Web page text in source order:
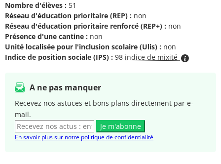
Nombre d'élèves : 51
Réseau d'éducation prioritaire (REP) : non
Réseau d'éducation prioritaire renforcé (REP+) : non
Présence d'une cantine : non
Unité localisée pour l'inclusion scolaire (Ulis) : non
Indice de position sociale (IPS) : 98 indice de mixité
A ne pas manquer
Recevez nos astuces et bons plans directement par e-
mail.
Je m'abonne
En savoir plus sur notre politique de confidentialité